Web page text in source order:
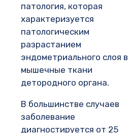
патология, которая
характеризуется
патологическим
разрастанием
эндометриального слоя в
мышечные ткани
детородного органа.
В большинстве случаев
заболевание
диагностируется от 25